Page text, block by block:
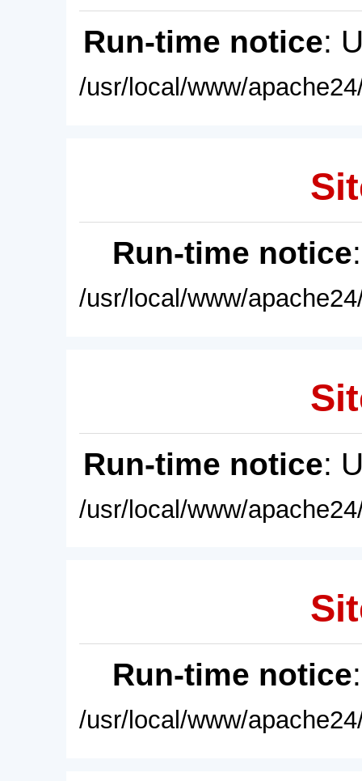
Run-time notice:
/usr/local/www/
Run-time notice
/usr/local/www/
Run-time notice:
/usr/local/www/
Run-time notice
/usr/local/www/